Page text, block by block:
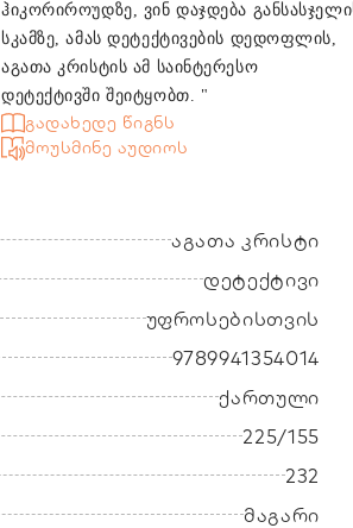
ჰიკორიროუდზე, ვინ დაჯდება
სკამზე, ამას დეტექტივების დედოფლის,
აგათა კრისტის ამ საინტერესო
დეტექტივში შეიტყობთ. "
გადახედე წიგნს
მოუსმინე აუდიოს
აგათა კრისტი
დეტექტივი
უფროსებისთვის
9789941354014
ქართული
225/155
232
მაგარი